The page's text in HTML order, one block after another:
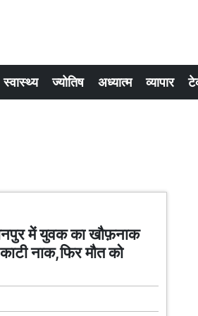
स्वास्थ्य ज्योतिष अध्यात्म व्यापार
में युवक का खौफ़नाक
नाक,फिर मौत को